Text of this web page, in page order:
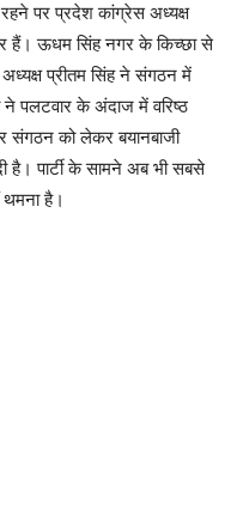
पर प्रदेश कांग्रेस अध्यक्ष
हैं। ऊधम सिंह नगर के किच्छा से
प्रीतम सिंह ने संगठन में
पलटवार के अंदाज में वरिष्ठ
संगठन को लेकर बयानबाजी
है। पार्टी के सामने अब भी सबसे
है।